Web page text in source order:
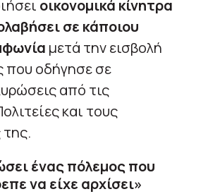
οικονομικά κίνητρα
σε κάποιου
μετά την εισβολή
που οδήγησε σε
από τις
και τους
ένας πόλεμος που
να είχε αρχίσει»